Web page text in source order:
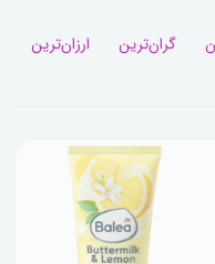
گران‌ترین ارزان‌ترین